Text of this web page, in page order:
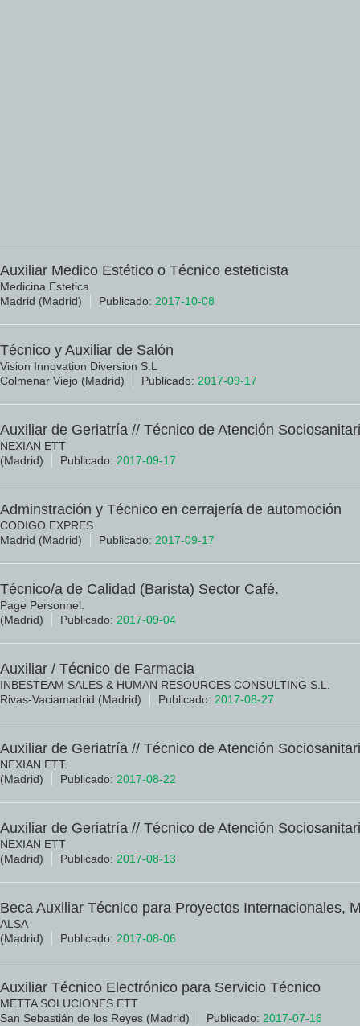
Auxiliar Medico Estético o Técnico esteticista
Medicina Estetica
Madrid (Madrid)
Publicado: 2017-10-08
Técnico y Auxiliar de Salón
Vision Innovation Diversion S.L
Colmenar Viejo (Madrid)
Publicado: 2017-09-17
Auxiliar de Geriatría // Técnico de Atención
NEXIAN ETT
(Madrid)
Publicado: 2017-09-17
Adminstración y Técnico en cerrajería de automoción
CODIGO EXPRES
Madrid (Madrid)
Publicado: 2017-09-17
Técnico/a de Calidad (Barista) Sector Café.
Page Personnel.
(Madrid)
Publicado: 2017-09-04
Auxiliar / Técnico de Farmacia
INBESTEAM SALES & HUMAN RESOURCES CONSULTING S.L.
Rivas-Vaciamadrid (Madrid)
Publicado: 2017-08-27
Auxiliar de Geriatría // Técnico de Atención
NEXIAN ETT.
(Madrid)
Publicado: 2017-08-22
Auxiliar de Geriatría // Técnico de Atención
NEXIAN ETT
(Madrid)
Publicado: 2017-08-13
Beca Auxiliar Técnico para Proyectos Internacionales,
ALSA
(Madrid)
Publicado: 2017-08-06
Auxiliar Técnico Electrónico para Servicio Técnico
METTA SOLUCIONES ETT
San Sebastián de los Reyes (Madrid)
Publicado: 2017-07-16